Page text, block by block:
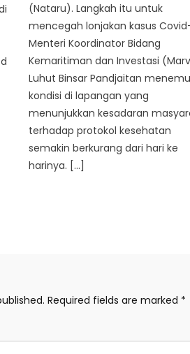
(Nataru). Langkah itu untuk
mencegah lonjakan kasus
Menteri Koordinator Bidang
Kemaritiman dan Investasi
Luhut Binsar Pandjaitan
kondisi di lapangan yang
menunjukkan kesadaran
terhadap protokol kesehatan
semakin berkurang dari hari ke
harinya. […]
Required fields are marked *